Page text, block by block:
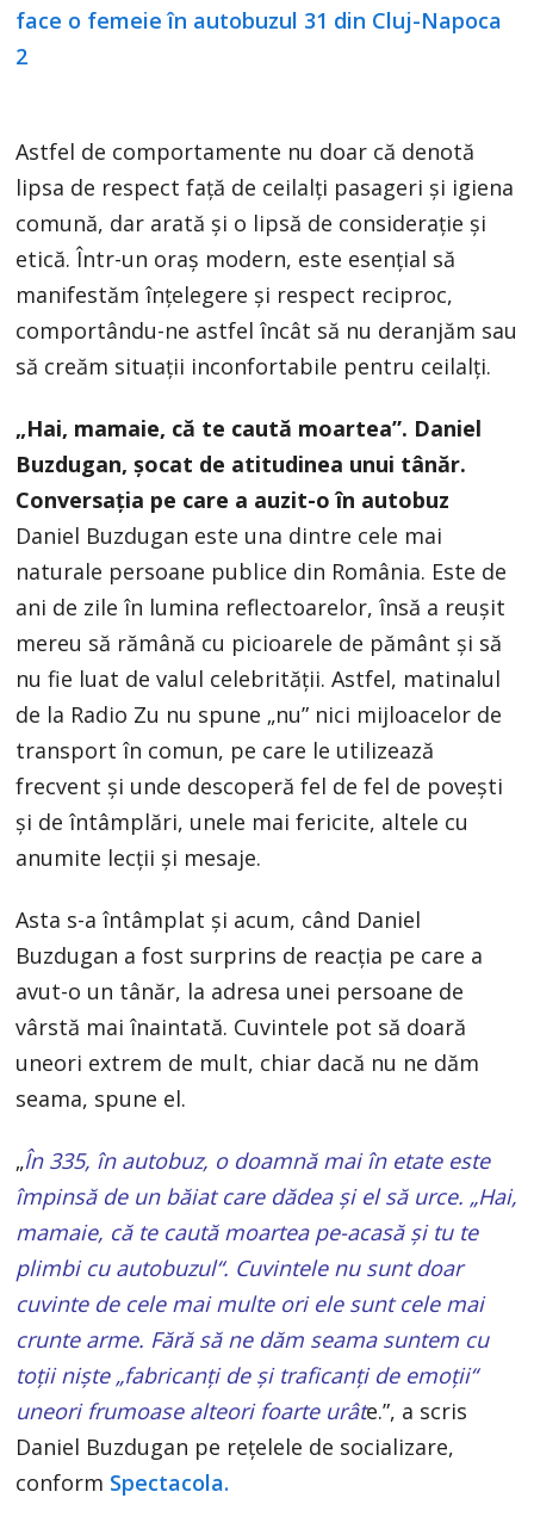
Astfel de comportamente nu doar că denotă
lipsa de respect față de ceilalți pasageri și igiena
comună, dar arată și o lipsă de considerație și
etică. Într-un oraș modern, este esențial să
manifestăm înțelegere și respect reciproc,
comportându-ne astfel încât să nu deranjăm sau
să creăm situații inconfortabile pentru ceilalți.
„Hai, mamaie, că te caută moartea”. Daniel
Buzdugan, șocat de atitudinea unui tânăr.
Conversația pe care a auzit-o în autobuz
Daniel Buzdugan este una dintre cele mai
naturale persoane publice din România. Este de
ani de zile în lumina reflectoarelor, însă a reușit
mereu să rămână cu picioarele de pământ și să
nu fie luat de valul celebrității. Astfel, matinalul
de la Radio Zu nu spune „nu” nici mijloacelor de
transport în comun, pe care le utilizează
frecvent și unde descoperă fel de fel de povești
și de întâmplări, unele mai fericite, altele cu
anumite lecții și mesaje.
Asta s-a întâmplat și acum, când Daniel
Buzdugan a fost surprins de reacția pe care a
avut-o un tânăr, la adresa unei persoane de
vârstă mai înaintată. Cuvintele pot să doară
uneori extrem de mult, chiar dacă nu ne dăm
seama, spune el.
„În 335, în autobuz, o doamnă mai în etate este
împinsă de un băiat care dădea și el să urce. „Hai,
mamaie, că te caută moartea pe-acasă şi tu te
plimbi cu autobuzul“. Cuvintele nu sunt doar
cuvinte de cele mai multe ori ele sunt cele mai
crunte arme. Fără să ne dăm seama suntem cu
toții niște „fabricanți de și traficanți de emoţii“
uneori frumoase alteori foarte urâte.”, a scris
Daniel Buzdugan pe rețelele de socializare,
conform Spectacola.